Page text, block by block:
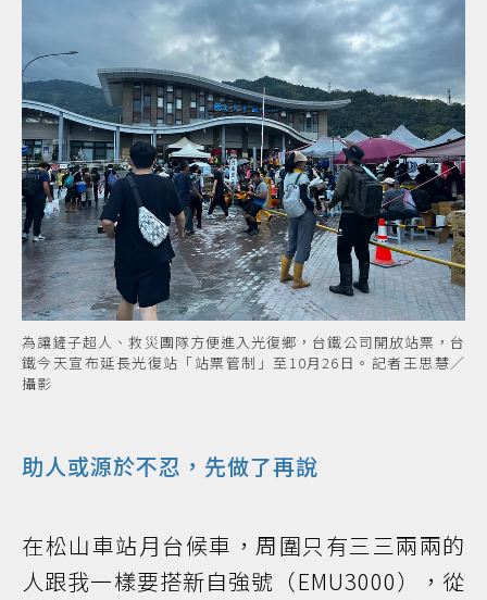
為讓鏟子超人、救災團隊方便進入光復鄉，台鐵公司開放站票，台
鐵今天宣布延長光復站「站票管制」至10月26日。記者王思慧／
攝影
助人或源於不忍，先做了再說
在松山車站月台候車，周圍只有三三兩兩的
人跟我一樣要搭新自強號（EMU3000），從